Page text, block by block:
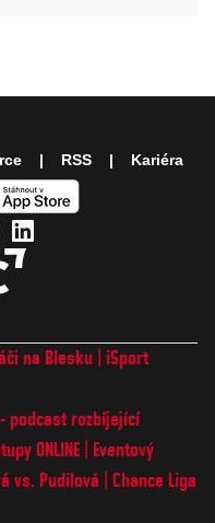
na Blesku
iSport
podcast rozbíjející
ONLINE
Eventový
vs. Pudilová
Chance Liga
RSS Kariéra